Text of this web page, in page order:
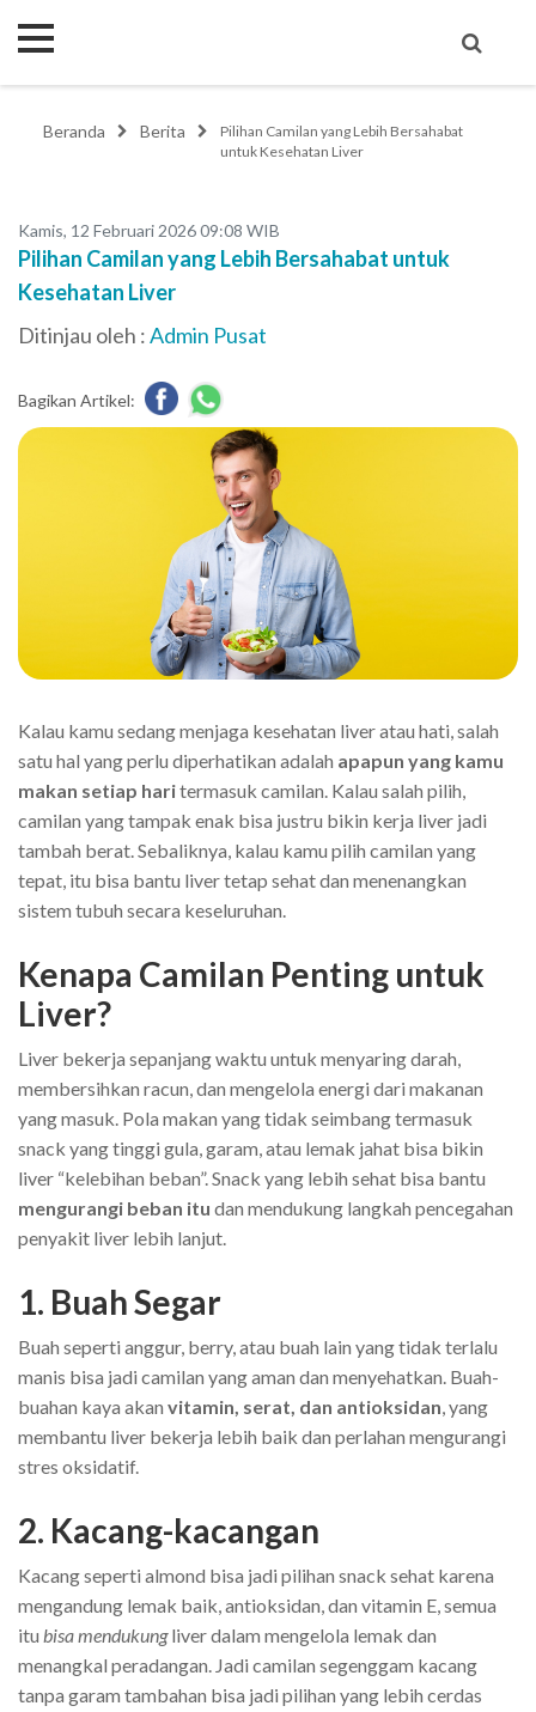
Beranda Berita
Pilihan Camilan yang Lebih Bersahabat
untuk Kesehatan Liver
Kamis, 12 Februari 2026 09:08 WIB
Pilihan Camilan yang Lebih Bersahabat untuk
Kesehatan Liver
Ditinjau oleh :Admin Pusat
Bagikan Artikel:
Kalau kamu sedang menjaga kesehatan liver atau hati, salah
satu hal yang perlu diperhatikan adalah apapun yang kamu
makan setiap haritermasuk camilan. Kalau salah pilih,
camilan yang tampak enak bisa justru bikin kerja liver jadi
tambah berat. Sebaliknya, kalau kamu pilih camilan yang
tepat, itu bisa bantu liver tetap sehat dan menenangkan
sistem tubuh secara keseluruhan.
Kenapa Camilan Penting untuk
Liver?
Liver bekerja sepanjang waktu untuk menyaring darah,
membersihkan racun, dan mengelola energi dari makanan
yang masuk. Pola makan yang tidak seimbang termasuk
snack yang tinggi gula, garam, atau lemak jahat bisa bikin
liver “kelebihan beban”. Snack yang lebih sehat bisa bantu
mengurangi beban itu dan mendukung langkah pencegahan
penyakit liver lebih lanjut.
1. Buah Segar
Buah seperti anggur, berry, atau buah lain yang tidak terlalu
manis bisa jadi camilan yang aman dan menyehatkan. Buah-
buahan kaya akan vitamin, serat, dan antioksidan, yang
membantu liver bekerja lebih baik dan perlahan mengurangi
stres oksidatif.
2. Kacang-kacangan
Kacang seperti almond bisa jadi pilihan snack sehat karena
mengandung lemak baik, antioksidan, dan vitamin E, semua
itu bisa mendukungliver dalam mengelola lemak dan
menangkal peradangan. Jadi camilan segenggam kacang
tanpa garam tambahan bisa jadi pilihan yang lebih cerdas